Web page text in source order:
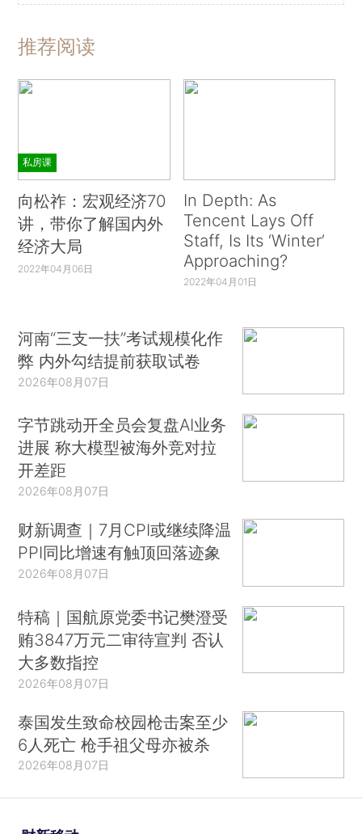
推荐阅读
私房课
向松祚：宏观经济70
讲，带你了解国内外
经济大局
2022年04月06日
In Depth: As
Tencent Lays Off
Staff, Is Its ‘Winter’
Approaching?
2022年04月01日
河南“三支一扶”考试规模化作
弊 内外勾结提前获取试卷
2026年08月07日
字节跳动开全员会复盘AI业务
进展 称大模型被海外竞对拉
开差距
2026年08月07日
财新调查｜7月CPI或继续降温
PPI同比增速有触顶回落迹象
2026年08月07日
特稿｜国航原党委书记樊澄受
贿3847万元二审待宣判 否认
大多数指控
2026年08月07日
泰国发生致命校园枪击案至少
6人死亡 枪手祖父母亦被杀
2026年08月07日